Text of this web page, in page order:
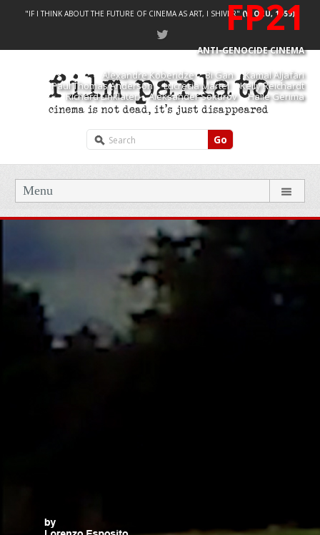
"IF I THINK ABOUT THE FUTURE OF CINEMA AS ART, I SHIVER"(Y. OZU, 1959)
Go
Menu
FP21
ANTI-GENOCIDE CINEMA
Alexandre Koberidze Bi Gan Kamal Aljafari
Paul Thomas Anderson Lucrecia Martel Kelly Reichardt
Richard Linklater Aleksander Sokurov Haile Gerima